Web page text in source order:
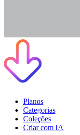
Planos
Categorias
Coleções
Criar com IA